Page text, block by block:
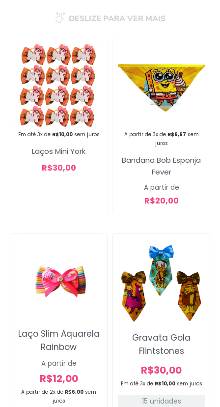
DESLIZE PARA VER MAIS
Em até 3x de R$10,00 sem juros
Laços Mini York
R$30,00
A partir de 3x de R$6,67 sem
juros
Bandana Bob Esponja
Fever
A partir de
R$20,00
A partir de 2x de R$6,00 sem
juros
Laço Slim Aquarela
Rainbow
A partir de
R$12,00 Em até 3x de R$10,00 sem juros
Gravata Gola
Flintstones
R$30,00
15 unidades
Campanha lançada com
sucesso!